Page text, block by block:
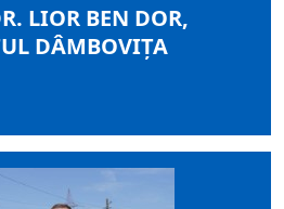
LIOR BEN DOR,
DÂMBOVIȚA